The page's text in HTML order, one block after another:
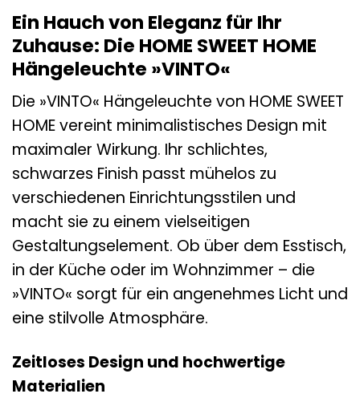
Ein Hauch von Eleganz für Ihr
Zuhause: Die HOME SWEET HOME
Hängeleuchte »VINTO«
Die »VINTO« Hängeleuchte von HOME SWEET
HOME vereint minimalistisches Design mit
maximaler Wirkung. Ihr schlichtes,
schwarzes Finish passt mühelos zu
verschiedenen Einrichtungsstilen und
macht sie zu einem vielseitigen
Gestaltungselement. Ob über dem Esstisch,
in der Küche oder im Wohnzimmer – die
»VINTO« sorgt für ein angenehmes Licht und
eine stilvolle Atmosphäre.
Zeitloses Design und hochwertige
Materialien